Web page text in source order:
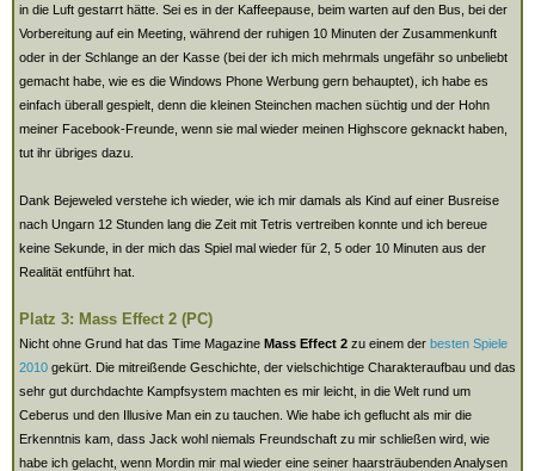
in die Luft gestarrt hätte. Sei es in der Kaffeepause, beim warten auf den Bus, bei der
Vorbereitung auf ein Meeting, während der ruhigen 10 Minuten der Zusammenkunft
oder in der Schlange an der Kasse (bei der ich mich mehrmals ungefähr so unbeliebt
gemacht habe, wie es die Windows Phone Werbung gern behauptet), ich habe es
einfach überall gespielt, denn die kleinen Steinchen machen süchtig und der Hohn
meiner Facebook-Freunde, wenn sie mal wieder meinen Highscore geknackt haben,
tut ihr übriges dazu.
Dank Bejeweled verstehe ich wieder, wie ich mir damals als Kind auf einer Busreise
nach Ungarn 12 Stunden lang die Zeit mit Tetris vertreiben konnte und ich bereue
keine Sekunde, in der mich das Spiel mal wieder für 2, 5 oder 10 Minuten aus der
Realität entführt hat.
Platz 3: Mass Effect 2 (PC)
Nicht ohne Grund hat das Time Magazine Mass Effect 2 zu einem der besten Spiele
2010 gekürt. Die mitreißende Geschichte, der vielschichtige Charakteraufbau und das
sehr gut durchdachte Kampfsystem machten es mir leicht, in die Welt rund um
Ceberus und den Illusive Man ein zu tauchen. Wie habe ich geflucht als mir die
Erkenntnis kam, dass Jack wohl niemals Freundschaft zu mir schließen wird, wie
habe ich gelacht, wenn Mordin mir mal wieder eine seiner haarsträubenden Analysen